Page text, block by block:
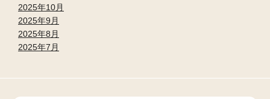
2025年10月
2025年9月
2025年8月
2025年7月